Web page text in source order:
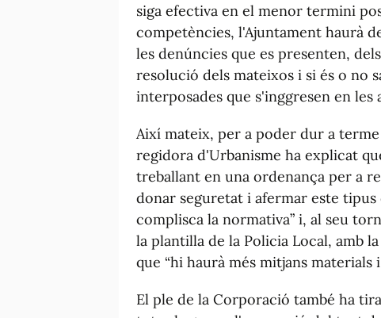
siga efectiva en el menor termini
competències, l'Ajuntament haurà
les denúncies que es presenten,
resolució dels mateixos i si és o no
interposades que s'inggresen en les
Així mateix, per a poder dur a
regidora d'Urbanisme ha explicat
treballant en una ordenança per a
donar seguretat i afermar este
complisca la normativa” i, al seu
la plantilla de la Policia Local, amb
que “hi haurà més mitjans materials i
El ple de la Corporació també ha